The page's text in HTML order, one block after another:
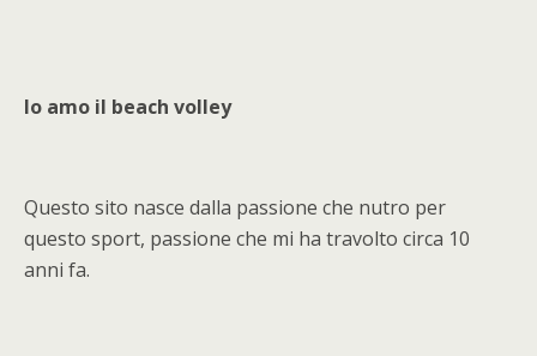
Io amo il beach volley
Questo sito nasce dalla passione che nutro per
questo sport, passione che mi ha travolto circa 10
anni fa.